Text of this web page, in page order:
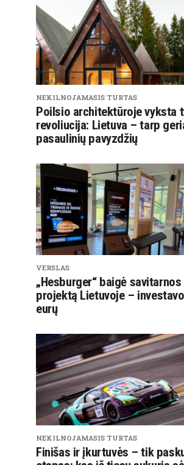
NEKILNOJAMASIS TURTAS
Poilsio architektūroje vyksta
revoliucija: Lietuva – tarp
pasaulinių pavyzdžių
VERSLAS
„Hesburger“ baigė
projektą Lietuvoje –
eurų
NEKILNOJAMASIS TURTAS
Finišas ir įkurtuvės – tik